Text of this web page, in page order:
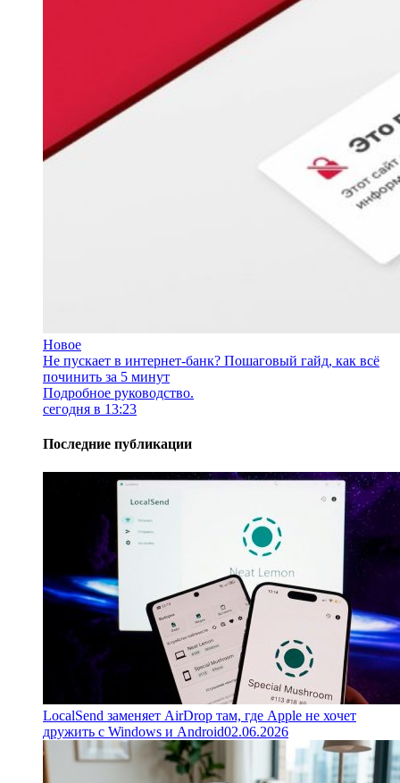
Новое
Не пускает в интернет-банк? Пошаговый гайд, как всё
починить за 5 минут
Подробное руководство.
сегодня в 13:23
Последние публикации
LocalSend заменяет AirDrop там, где Apple не хочет
дружить с Windows и Android02.06.2026